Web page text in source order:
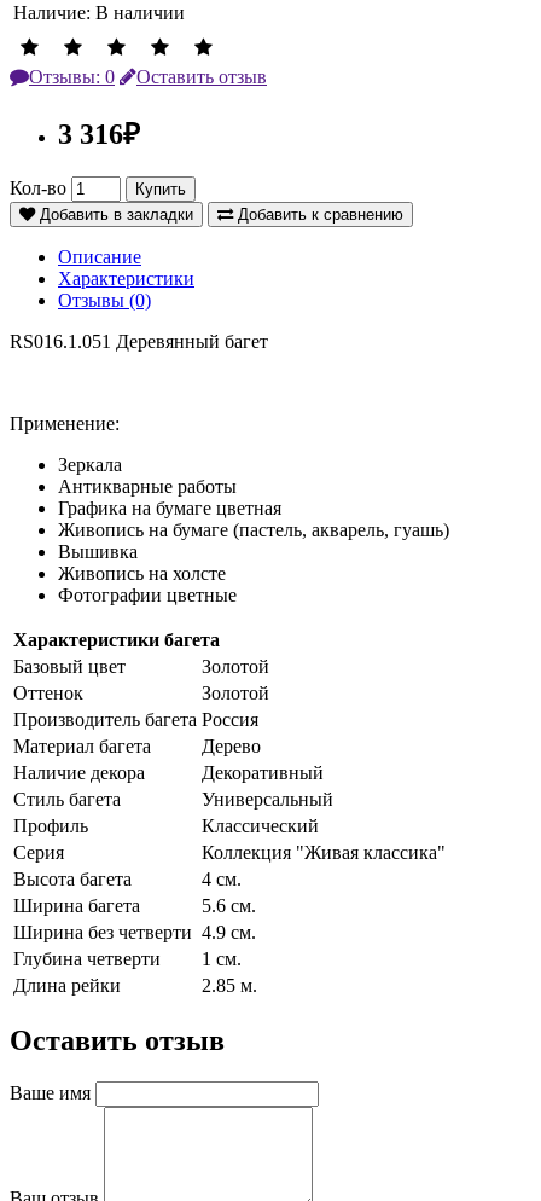
Наличие: В наличии
Отзывы: 0 Оставить отзыв
3 316₽
Кол-во
Купить
Добавить в закладки
Добавить к сравнению
Описание
Характеристики
Отзывы (0)
RS016.1.051 Деревянный багет
Применение:
Зеркала
Антикварные работы
Графика на бумаге цветная
Живопись на бумаге (пастель, акварель, гуашь)
Вышивка
Живопись на холсте
Фотографии цветные
Характеристики багета
Базовый цвет
Золотой
Оттенок
Золотой
Производитель багета Россия
Материал багета
Дерево
Наличие декора
Декоративный
Стиль багета
Универсальный
Профиль
Классический
Серия
Коллекция "Живая классика"
Высота багета
4 см.
Ширина багета
5.6 см.
Ширина без четверти 4.9 см.
Глубина четверти
1 см.
Длина рейки
2.85 м.
Оставить отзыв
Ваше имя